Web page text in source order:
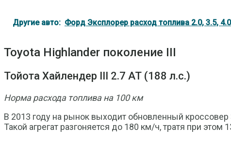
Другие авто: Форд Эксплорер расход топлива 2.0, 3.5, 4.0
Toyota Highlander поколение III
Тойота Хайлендер III 2.7 АТ (188 л.с.)
Норма расхода топлива на 100 км
В 2013 году на рынок выходит обновленный
Такой агрегат разгоняется до 180 км/ч, тратя при